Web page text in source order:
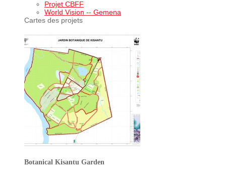
Projet CBFF
World Vision -- Gemena
Cartes des projets
Botanical Kisantu Garden